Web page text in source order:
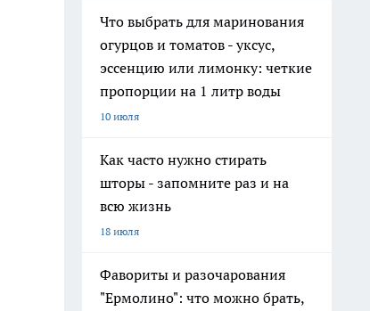
Что выбрать для маринования
огурцов и томатов - уксус,
эссенцию или лимонку: четкие
пропорции на 1 литр воды
10 июля
Как часто нужно стирать
шторы - запомните раз и на
всю жизнь
18 июля
Фавориты и разочарования
"Ермолино": что можно брать,